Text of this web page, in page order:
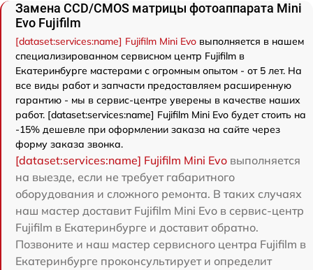
Замена CCD/CMOS матрицы фотоаппарата Mini
Evo Fujifilm
[dataset:services:name] Fujifilm Mini Evo выполняется в нашем
специализированном сервисном центр Fujifilm в
Екатеринбурге мастерами с огромным опытом - от 5 лет. На
все виды работ и запчасти предоставляем расширенную
гарантию - мы в сервис-центре уверены в качестве наших
работ. [dataset:services:name] Fujifilm Mini Evo будет стоить на
-15% дешевле при оформлении заказа на сайте через
форму заказа звонка.
[dataset:services:name] Fujifilm Mini Evo выполняется
на выезде, если не требует габаритного
оборудования и сложного ремонта. В таких случаях
наш мастер доставит Fujifilm Mini Evo в сервис-центр
Fujifilm в Екатеринбурге и доставит обратно.
Позвоните и наш мастер сервисного центра Fujifilm в
Екатеринбурге проконсультирует и определит